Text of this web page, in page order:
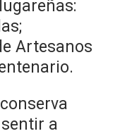
Artesanos
a